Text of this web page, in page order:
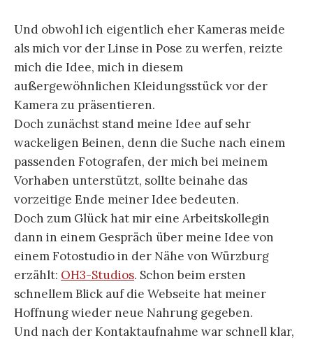
Und obwohl ich eigentlich eher Kameras meide
als mich vor der Linse in Pose zu werfen, reizte
mich die Idee, mich in diesem
außergewöhnlichen Kleidungsstück vor der
Kamera zu präsentieren.
Doch zunächst stand meine Idee auf sehr
wackeligen Beinen, denn die Suche nach einem
passenden Fotografen, der mich bei meinem
Vorhaben unterstützt, sollte beinahe das
vorzeitige Ende meiner Idee bedeuten.
Doch zum Glück hat mir eine Arbeitskollegin
dann in einem Gespräch über meine Idee von
einem Fotostudio in der Nähe von Würzburg
erzählt: OH3-Studios. Schon beim ersten
schnellem Blick auf die Webseite hat meiner
Hoffnung wieder neue Nahrung gegeben.
Und nach der Kontaktaufnahme war schnell klar,